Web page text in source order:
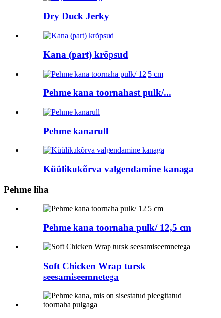
Dry Duck Jerky
Kana (part) krõpsud
Pehme kana toornahast pulk/...
Pehme kanarull
Küülikukõrva valgendamine kanaga
Pehme liha
Pehme kana toornaha pulk/ 12,5 cm
Soft Chicken Wrap tursk
seesamiseemnetega